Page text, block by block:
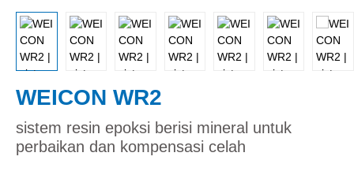
WEICON WR2
sistem resin epoksi berisi mineral untuk
perbaikan dan kompensasi celah